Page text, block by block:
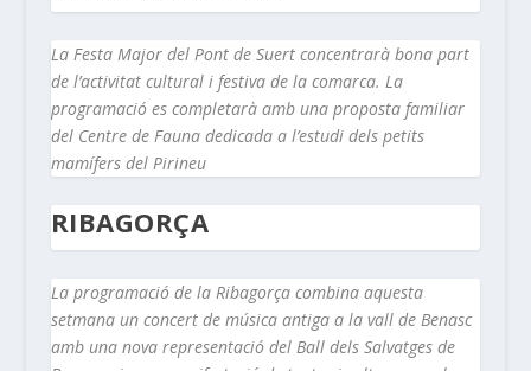
La Festa Major del Pont de Suert concentrarà bona part
de l’activitat cultural i festiva de la comarca. La
programació es completarà amb una proposta familiar
del Centre de Fauna dedicada a l’estudi dels petits
mamífers del Pirineu
RIBAGORÇA
La programació de la Ribagorça combina aquesta
setmana un concert de música antiga a la vall de Benasc
amb una nova representació del Ball dels Salvatges de